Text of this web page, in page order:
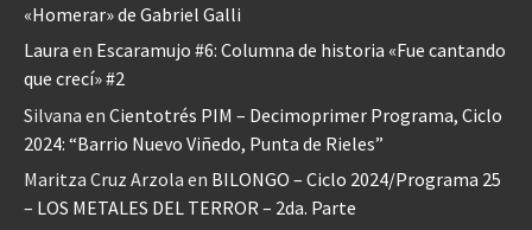
«Homerar» de Gabriel Galli
Laura en Escaramujo #6: Columna de historia «Fue cantando
que crecí» #2
Silvana en Cientotrés PIM – Decimoprimer Programa, Ciclo
2024: “Barrio Nuevo Viñedo, Punta de Rieles”
Maritza Cruz Arzola en BILONGO – Ciclo 2024/Programa 25
– LOS METALES DEL TERROR – 2da. Parte